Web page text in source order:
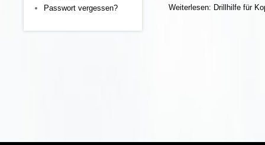
Passwort vergessen?
Weiterlesen: Drillhilfe für